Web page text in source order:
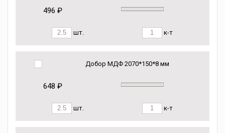
496 ₽
шт. к-т
Добор МДФ 2070*150*8 мм
648 ₽
шт. к-т